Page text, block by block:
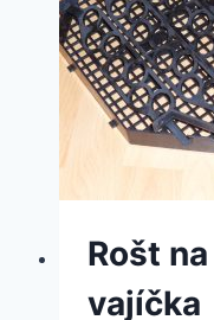
Rošt
vajíčka